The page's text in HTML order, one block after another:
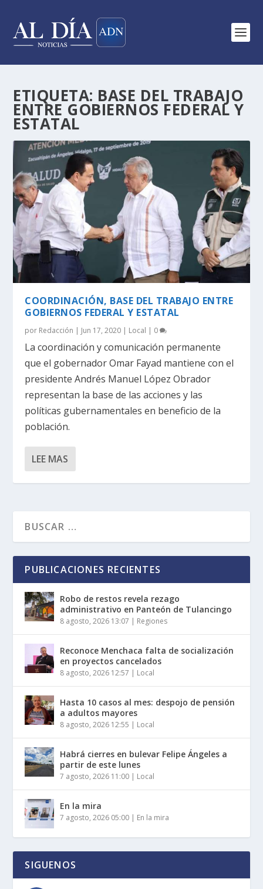
ETIQUETA: BASE DEL TRABAJO
ENTRE GOBIERNOS FEDERAL Y
ESTATAL
COORDINACIÓN, BASE DEL TRABAJO ENTRE
GOBIERNOS FEDERAL Y ESTATAL
por Redacción | Jun 17, 2020 | Local | 0
La coordinación y comunicación permanente
que el gobernador Omar Fayad mantiene con el
presidente Andrés Manuel López Obrador
representan la base de las acciones y las
políticas gubernamentales en beneficio de la
población.
LEE MAS
PUBLICACIONES RECIENTES
Robo de restos revela rezago
administrativo en Panteón de Tulancingo
8 agosto, 2026 13:07 | Regiones
Reconoce Menchaca falta de socialización
en proyectos cancelados
8 agosto, 2026 12:57 | Local
Hasta 10 casos al mes: despojo de pensión
a adultos mayores
8 agosto, 2026 12:55 | Local
Habrá cierres en bulevar Felipe Ángeles a
partir de este lunes
7 agosto, 2026 11:00 | Local
En la mira
7 agosto, 2026 05:00 | En la mira
SIGUENOS